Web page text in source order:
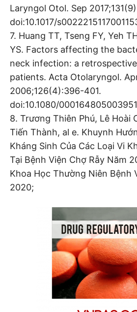
Laryngol Otol. Sep
doi:10.1017/
7. Huang TT, Tseng FY, Yeh
YS. Factors affecting the
neck infection: a
patients. Acta Otolaryngol.
2006;126(4):396-401.
doi:10.1080/
8. Trương Thiên Phú, Lê Hoài
Tiến Thành, al e. Khuynh
Kháng Sinh Của Các Loại Vi
Tại Bệnh Viện Chợ Rẫy Năm
Khoa Học Thường Niên Bệnh
2020;